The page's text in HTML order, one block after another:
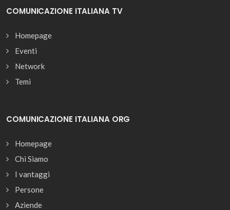
COMUNICAZIONE ITALIANA TV
Homepage
Eventi
Network
Temi
COMUNICAZIONE ITALIANA ORG
Homepage
Chi Siamo
I vantaggi
Persone
Aziende